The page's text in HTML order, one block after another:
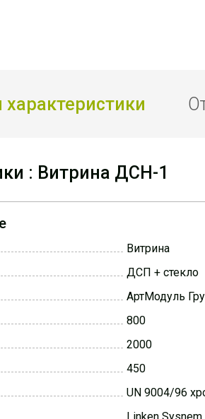
: Витрина ДСН-1
Витрина
ДСП + стекло
АртМодуль
800
2000
450
UN 9004/96